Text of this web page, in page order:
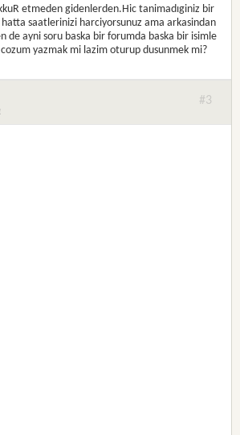
etmeden gidenlerden.Hic tanimadıginiz bir
saatlerinizi harciyorsunuz ama arkasindan
de ayni soru baska bir forumda baska bir isimle
yazmak mi lazim oturup dusunmek mi?
#3